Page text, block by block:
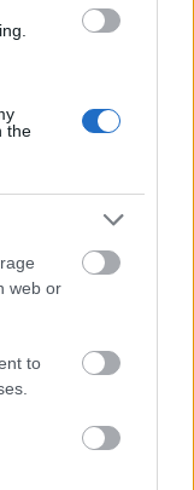
the
web or
to
a
és